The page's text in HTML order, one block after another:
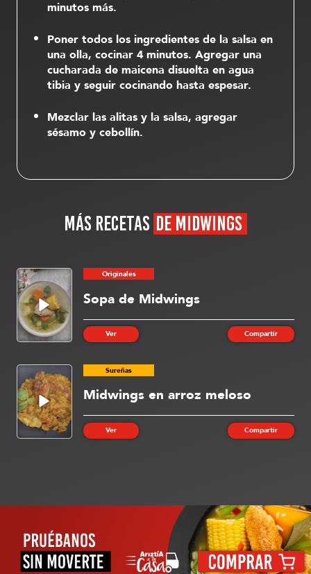
minutos más.
Poner todos los ingredientes de la salsa en
una olla, cocinar 4 minutos. Agregar una
cucharada de maicena disuelta en agua
tibia y seguir cocinando hasta espesar.
Mezclar las alitas y la salsa, agregar
sésamo y cebollín.
MÁS RECETAS DE MIDWINGS
Originales
Sopa de Midwings
Ver Compartir
Sureñas
Midwings en arroz meloso
Ver Compartir